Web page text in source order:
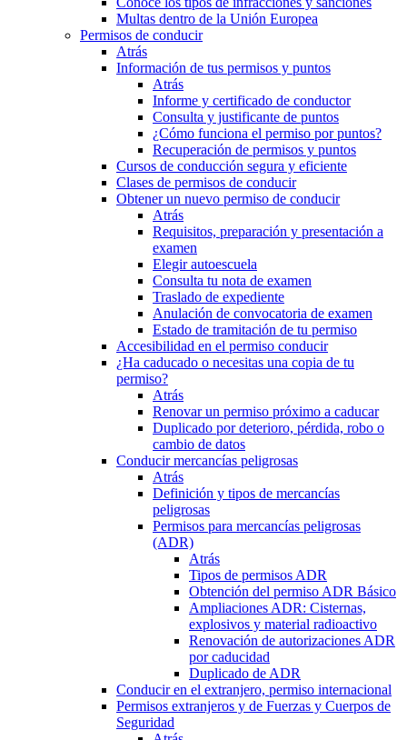
Multas dentro de la Unión Europea
Permisos de conducir
Atrás
Información de tus permisos y puntos
Atrás
Informe y certificado de conductor
Consulta y justificante de puntos
¿Cómo funciona el permiso por puntos?
Recuperación de permisos y puntos
Cursos de conducción segura y eficiente
Clases de permisos de conducir
Obtener un nuevo permiso de conducir
Atrás
Requisitos, preparación y presentación a
examen
Elegir autoescuela
Consulta tu nota de examen
Traslado de expediente
Anulación de convocatoria de examen
Estado de tramitación de tu permiso
Accesibilidad en el permiso conducir
¿Ha caducado o necesitas una copia de tu
permiso?
Atrás
Renovar un permiso próximo a caducar
Duplicado por deterioro, pérdida, robo o
cambio de datos
Conducir mercancías peligrosas
Atrás
Definición y tipos de mercancías
peligrosas
Permisos para mercancías peligrosas
(ADR)
Atrás
Tipos de permisos ADR
Obtención del permiso ADR Básico
Ampliaciones ADR: Cisternas,
explosivos y material radioactivo
Renovación de autorizaciones ADR
por caducidad
Duplicado de ADR
Conducir en el extranjero, permiso internacional
Permisos extranjeros y de Fuerzas y Cuerpos de
Seguridad